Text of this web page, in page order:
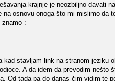
krajnje je neozbiljno davati
osnovu onoga što mi mislimo da
znamo :
stavljam link na stranom jeziku
A da idem da prevodim nešto
Od tada pa do danas čim vidim te